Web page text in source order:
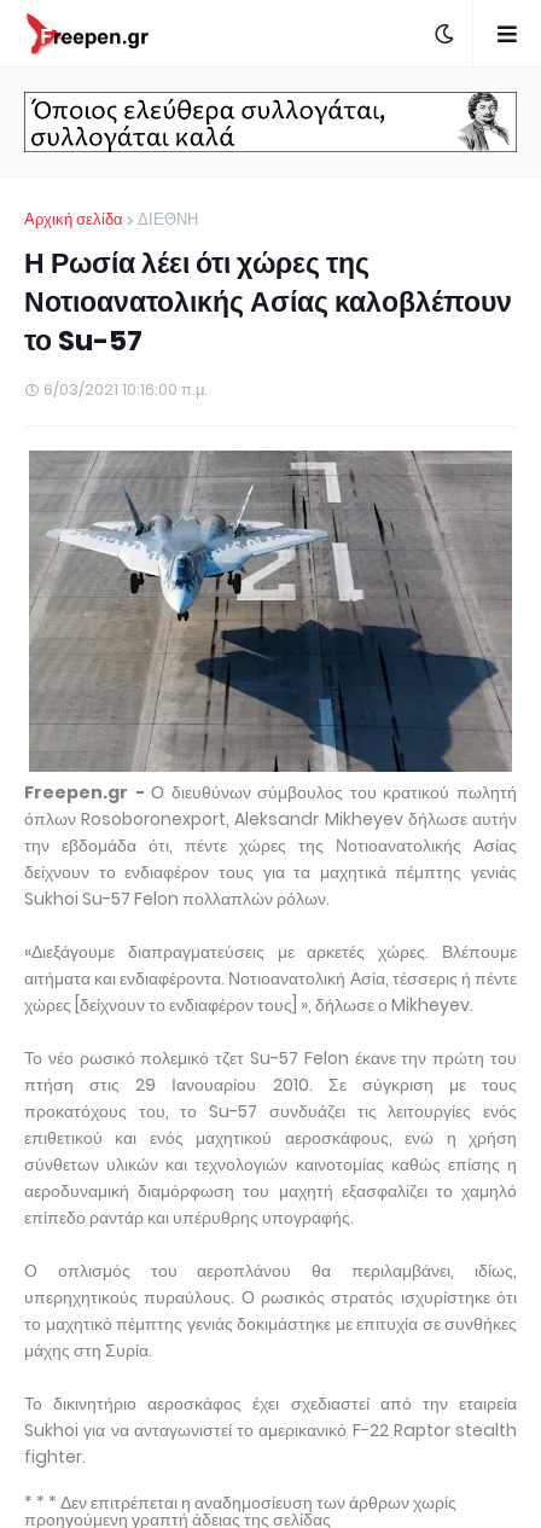
Αρχική σελίδα ΔΙΕΘΝΗ
Η Ρωσία λέει ότι χώρες της
Νοτιοανατολικής Ασίας καλοβλέπουν
το Su-57
6/03/2021 10:16:00 π.μ.
Freepen.gr -Ο διευθύνων σύμβουλος του κρατικού πωλητή
όπλων Rosoboronexport, Aleksandr Mikheyev δήλωσε αυτήν
την εβδομάδα ότι, πέντε χώρες της Νοτιοανατολικής Ασίας
δείχνουν το ενδιαφέρον τους για τα μαχητικά πέμπτης γενιάς
Sukhoi Su-57 Felon πολλαπλών ρόλων.
«Διεξάγουμε διαπραγματεύσεις με αρκετές χώρες. Βλέπουμε
αιτήματα και ενδιαφέροντα. Νοτιοανατολική Ασία, τέσσερις ή πέντε
χώρες [δείχνουν το ενδιαφέρον τους] », δήλωσε ο Mikheyev.
Το νέο ρωσικό πολεμικό τζετ Su-57 Felon έκανε την πρώτη του
πτήση στις 29 Ιανουαρίου 2010. Σε σύγκριση με τους
προκατόχους του, το Su-57 συνδυάζει τις λειτουργίες ενός
επιθετικού και ενός μαχητικού αεροσκάφους, ενώ η χρήση
σύνθετων υλικών και τεχνολογιών καινοτομίας καθώς επίσης η
αεροδυναμική διαμόρφωση του μαχητή εξασφαλίζει το χαμηλό
επίπεδο ραντάρ και υπέρυθρης υπογραφής.
Ο οπλισμός του αεροπλάνου θα περιλαμβάνει, ιδίως,
υπερηχητικούς πυραύλους. Ο ρωσικός στρατός ισχυρίστηκε ότι
το μαχητικό πέμπτης γενιάς δοκιμάστηκε με επιτυχία σε συνθήκες
μάχης στη Συρία.
Το δικινητήριο αεροσκάφος έχει σχεδιαστεί από την εταιρεία
Sukhoi για να ανταγωνιστεί το αμερικανικό F-22 Raptor stealth
fighter.
* * * Δεν επιτρέπεται η αναδημοσίευση των άρθρων χωρίς
προηγούμενη γραπτή άδειας της σελίδας